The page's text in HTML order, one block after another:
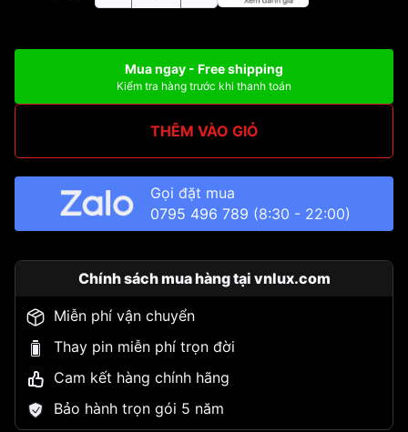
Mua ngay - Free shipping
Kiểm tra hàng trước khi thanh toán
THÊM VÀO GIỎ
Gọi đặt mua
0795 496 789 (8:30 - 22:00)
Chính sách mua hàng tại vnlux.com
Miễn phí vận chuyển
Thay pin miễn phí trọn đời
Cam kết hàng chính hãng
Bảo hành trọn gói 5 năm